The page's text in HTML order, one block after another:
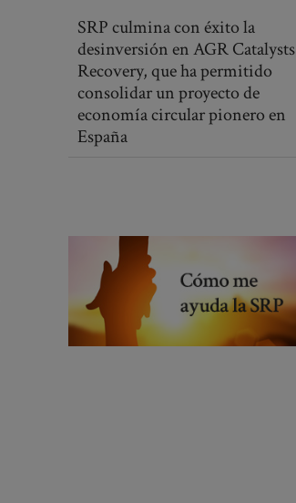
SRP culmina con éxito la
desinversión en AGR Catalysts
Recovery, que ha permitido
consolidar un proyecto de
economía circular pionero en
España